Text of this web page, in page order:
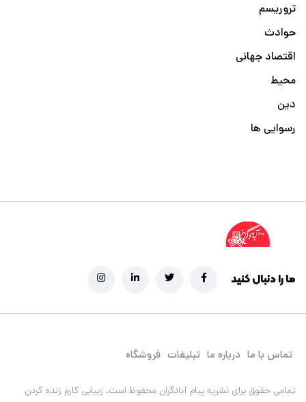
تروریسم
حوادث
اقتصاد جهانی
محیط
دین
رسوایی ها
ما را دنبال کنید
تماس با ما درباره ما تبلیغات فروشگاه
تمامی حقوق برای نشریه پیام آبادگران محفوظ است. زیبایی کارم زنده کردن